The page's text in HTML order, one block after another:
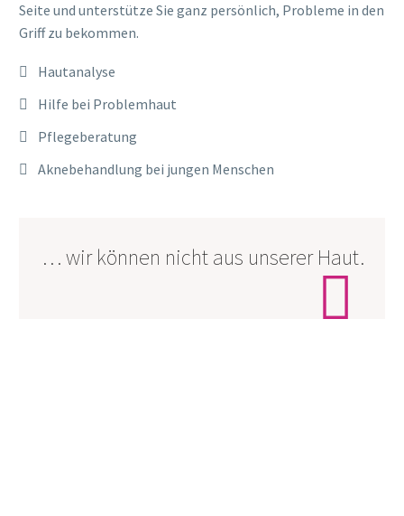
Seite und unterstütze Sie ganz persönlich, Probleme in den
Griff zu bekommen.
Hautanalyse
Hilfe bei Problemhaut
Pflegeberatung
Aknebehandlung bei jungen Menschen
… wir können nicht aus unserer Haut.
